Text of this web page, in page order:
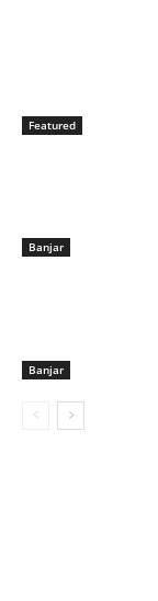
Featured
Banjar
Banjar